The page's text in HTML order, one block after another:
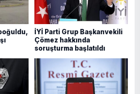
İYİ Parti Grup Başkanvekili
Çömez hakkında
soruşturma başlatıldı